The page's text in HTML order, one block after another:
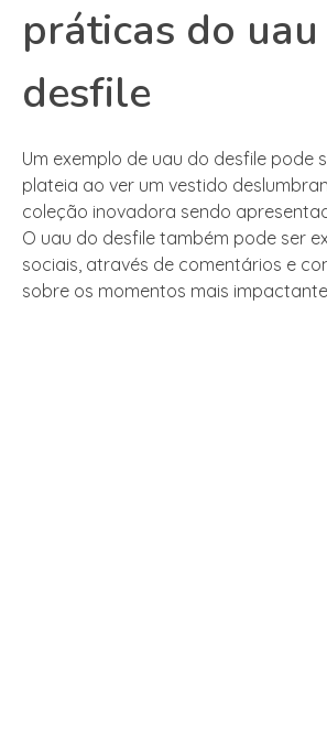
práticas do
desfile
Um exemplo de uau do desfile pode
plateia ao ver um vestido
coleção inovadora sendo
O uau do desfile também pode ser
sociais, através de comentários e
sobre os momentos mais